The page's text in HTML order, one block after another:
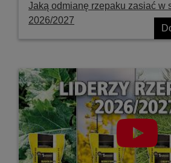
Jaką odmianę rzepaku zasiać w
2026/2027